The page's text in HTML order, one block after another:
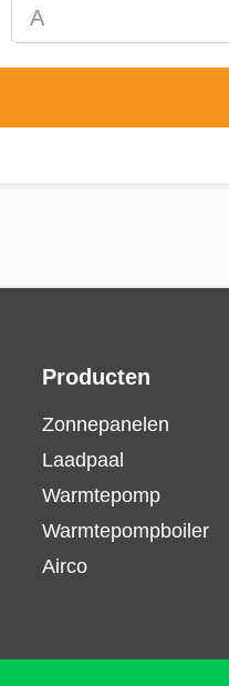
Producten
Zonnepanelen
Laadpaal
Warmtepomp
Warmtepompboiler
Airco